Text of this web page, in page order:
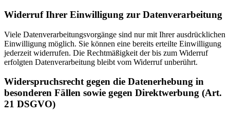
Widerruf Ihrer Einwilligung zur Datenverarbeitung
Viele Datenverarbeitungsvorgänge sind nur mit Ihrer ausdrücklichen
Einwilligung möglich. Sie können eine bereits erteilte Einwilligung
jederzeit widerrufen. Die Rechtmäßigkeit der bis zum Widerruf
erfolgten Datenverarbeitung bleibt vom Widerruf unberührt.
Widerspruchsrecht gegen die Datenerhebung in
besonderen Fällen sowie gegen Direktwerbung (Art.
21 DSGVO)